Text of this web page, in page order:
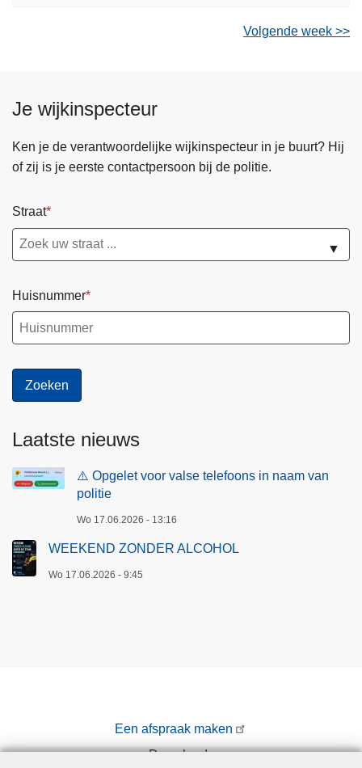
Volgende week >>
Je wijkinspecteur
Ken je de verantwoordelijke wijkinspecteur in je buurt? Hij
of zij is je eerste contactpersoon bij de politie.
Straat
▼
Huisnummer
Laatste nieuws
⚠️ Opgelet voor valse telefoons in naam van
politie
Wo 17.06.2026 - 13:16
WEEKEND ZONDER ALCOHOL
Wo 17.06.2026 - 9:45
Een afspraak maken
Downloads